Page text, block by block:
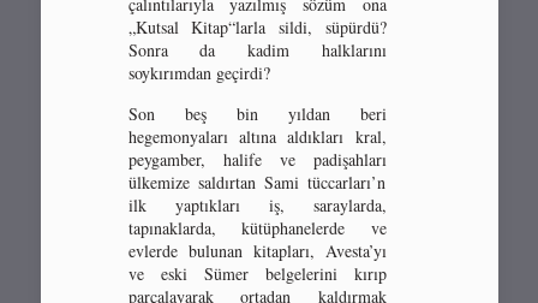
„Kutsal Kitap“larla sildi, süpürdü?
Sonra da kadim halklarını
soykırımdan geçirdi?
Son beş bin yıldan beri
hegemonyaları altına aldıkları kral,
peygamber, halife ve padişahları
ülkemize saldırtan Sami tüccarları’n
ilk yaptıkları iş, saraylarda,
tapınaklarda, kütüphanelerde ve
evlerde bulunan kitapları, Avesta’yı
ve eski Sümer belgelerini kırıp
parçalayarak ortadan kaldırmak